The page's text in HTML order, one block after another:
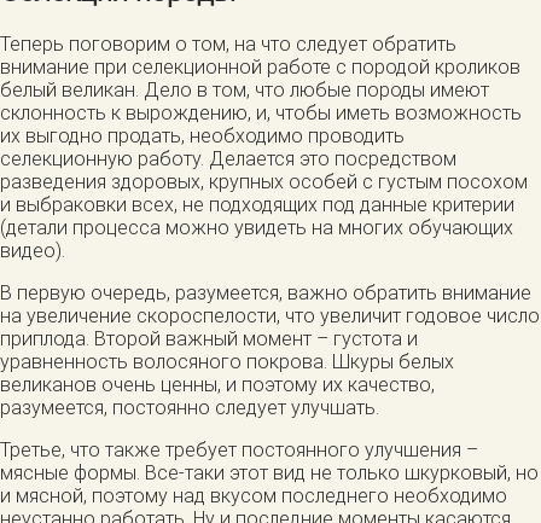
Теперь поговорим о том, на что следует обратить
внимание при селекционной работе с породой кроликов
белый великан. Дело в том, что любые породы имеют
склонность к вырождению, и, чтобы иметь возможность
их выгодно продать, необходимо проводить
селекционную работу. Делается это посредством
разведения здоровых, крупных особей с густым посохом
и выбраковки всех, не подходящих под данные критерии
(детали процесса можно увидеть на многих обучающих
видео).
В первую очередь, разумеется, важно обратить внимание
на увеличение скороспелости, что увеличит годовое число
приплода. Второй важный момент – густота и
уравненность волосяного покрова. Шкуры белых
великанов очень ценны, и поэтому их качество,
разумеется, постоянно следует улучшать.
Третье, что также требует постоянного улучшения –
мясные формы. Все-таки этот вид не только шкурковый, но
и мясной, поэтому над вкусом последнего необходимо